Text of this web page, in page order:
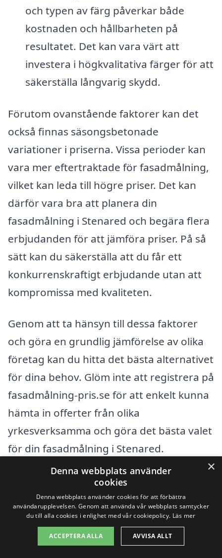
och typen av färg påverkar både
kostnaden och hållbarheten på
resultatet. Det kan vara värt att
investera i högkvalitativa färger för att
säkerställa långvarig skydd.
Förutom ovanstående faktorer kan det
också finnas säsongsbetonade
variationer i priserna. Vissa perioder kan
vara mer eftertraktade för fasadmålning,
vilket kan leda till högre priser. Det kan
därför vara bra att planera din
fasadmålning i Stenared och begära flera
erbjudanden för att jämföra priser. På så
sätt kan du säkerställa att du får ett
konkurrenskraftigt erbjudande utan att
kompromissa med kvaliteten.
Genom att ta hänsyn till dessa faktorer
och göra en grundlig jämförelse av olika
företag kan du hitta det bästa alternativet
för dina behov. Glöm inte att registrera på
fasadmålning-pris.se för att enkelt kunna
hämta in offerter från olika
yrkesverksamma och göra det bästa valet
för din fasadmålning i Stenared.
Få 3 erbjudanden, gratis och utan
förpliktelser
×
Denna webbplats använder
cookies
Denna webbplats använder cookies för att förbättra
användarupplevelsen. Genom att använda vår webbplats samtycker
du till alla cookies i enlighet med vår cookiepolicy. Läs mer
ACCEPTERA ALLA AVVISA ALLT